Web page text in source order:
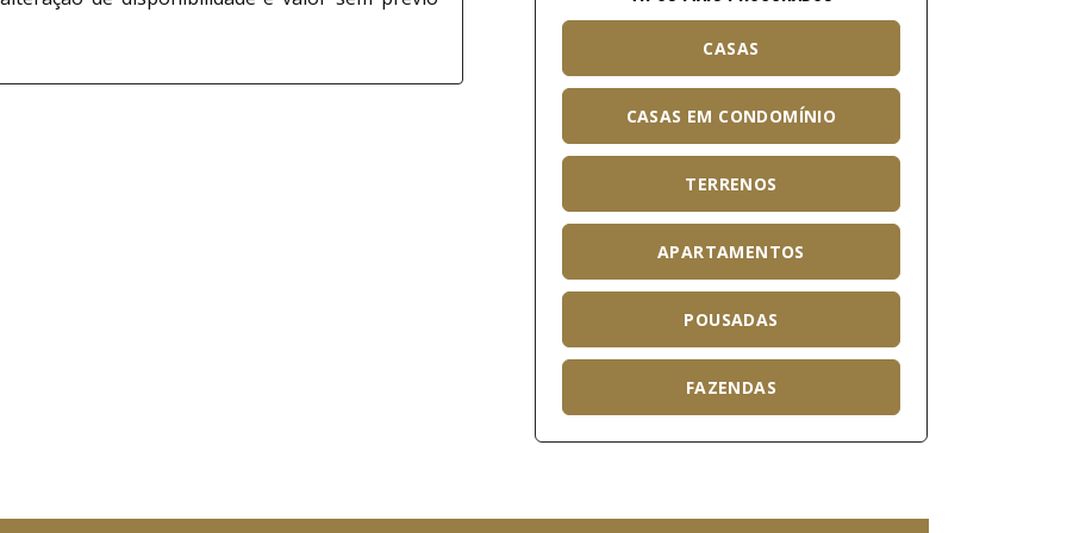
CASAS
CASAS EM CONDOMÍNIO
TERRENOS
APARTAMENTOS
POUSADAS
FAZENDAS